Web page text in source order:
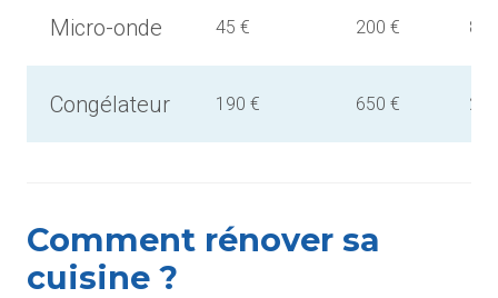
Micro-onde 45 € 200 €
Congélateur 190 € 650 €
Comment rénover sa
cuisine ?